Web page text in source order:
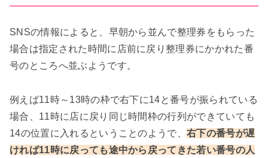
SNSの情報によると、早朝から並んで整理券をもらった
場合は指定された時間に店前に戻り整理券にかかれた番
号のところへ並ぶようです。
例えば11時～13時の枠で右下に14と番号が振られている
場合、11時に店に戻り同じ時間枠の行列ができていても
14の位置に入れるということのようで、右下の番号が遅
ければ11時に戻っても途中から戻ってきた若い番号の人